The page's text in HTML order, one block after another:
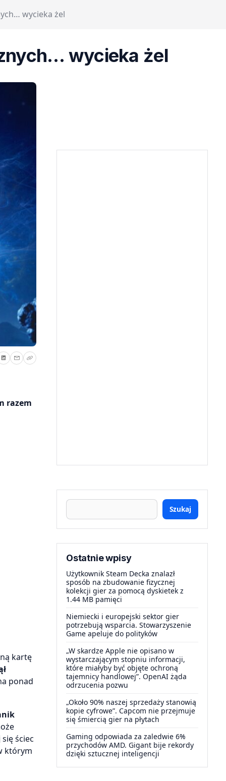
wycieka żel
wycieka żel
razem
kartę
ponad
ściec
którym
Szukaj
Ostatnie wpisy
Użytkownik Steam Decka znalazł
sposób na zbudowanie fizycznej
kolekcji gier za pomocą dyskietek z
1.44 MB pamięci
Niemiecki i europejski sektor gier
potrzebują wsparcia. Stowarzyszenie
Game apeluje do polityków
„W skardze Apple nie opisano w
wystarczającym stopniu informacji,
które miałyby być objęte ochroną
tajemnicy handlowej”. OpenAI żąda
odrzucenia pozwu
„Około 90% naszej sprzedaży stanowią
kopie cyfrowe”. Capcom nie przejmuje
się śmiercią gier na płytach
Gaming odpowiada za zaledwie 6%
przychodów AMD. Gigant bije rekordy
dzięki sztucznej inteligencji